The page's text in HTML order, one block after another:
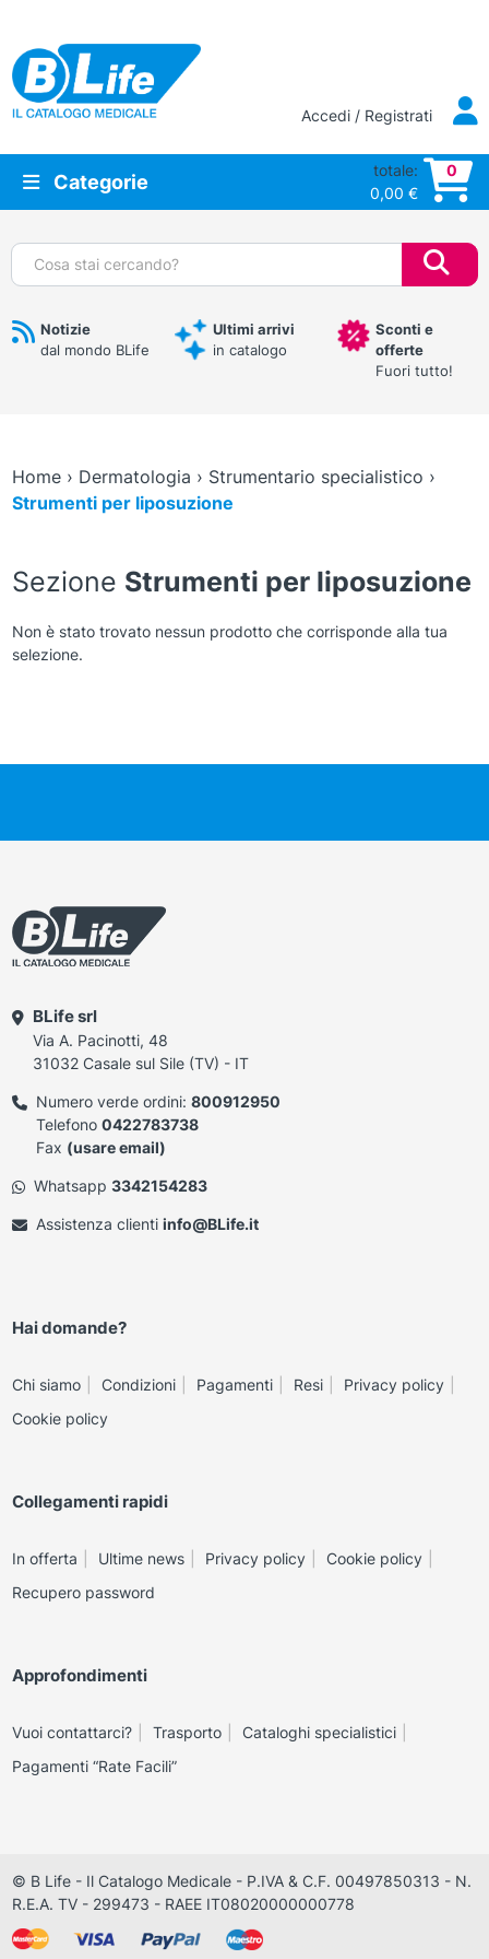
Vai al contenuto principale
Accedi / Registrati
Categorie
totale:
0,00 €
0
Cerca:
Notizie
dal mondo BLife
Ultimi arrivi
in catalogo
Sconti e
offerte
Fuori tutto!
Home› Dermatologia › Strumentario specialistico ›
Strumenti per liposuzione
Sezione Strumenti per liposuzione
Non è stato trovato nessun prodotto che corrisponde alla tua
selezione.
BLife srl
Via A. Pacinotti, 48
31032 Casale sul Sile (TV) - IT
Numero verde ordini: 800912950
Telefono 0422783738
Fax (usare email)
Whatsapp 3342154283
Assistenza clienti info@BLife.it
Hai domande?
Chi siamo Condizioni Pagamenti Resi
Privacy policy
Cookie policy
Collegamenti rapidi
In offerta Ultime news Privacy policy
Cookie policy
Recupero password
Approfondimenti
Vuoi contattarci? Trasporto
Cataloghi specialistici
Pagamenti “Rate Facili”
© B Life - Il Catalogo Medicale - P.IVA & C.F. 00497850313 - N.
R.E.A. TV - 299473 - RAEE IT08020000000778